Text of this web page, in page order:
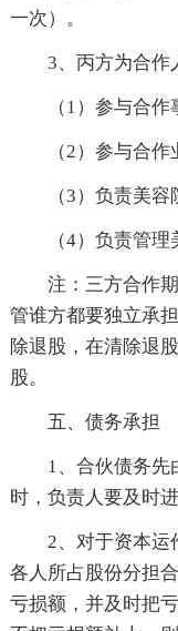
一次）。
3、丙方为合作
（1）参与合作事
（2）参与合作
（3）负责美容院
（4）负责管理美
注：三方合作期
管谁方都要独立承
除退股，在清除退
股。
五、债务承担
1、合伙债务先
时，负责人要及时
2、对于资本运作
各人所占股份分担
亏损额，并及时把